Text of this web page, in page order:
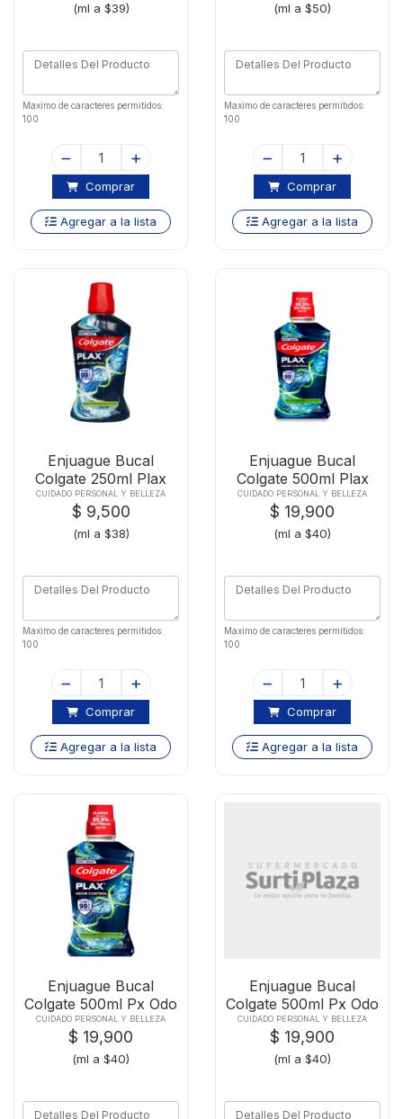
(ml a $39)
Maximo de caracteres permitidos:
100
Comprar
Agregar a la lista
(ml a $50)
Maximo de caracteres permitidos:
100
Comprar
Agregar a la lista
Enjuague Bucal
Colgate 250ml Plax
Odo Cont-67952
CUIDADO PERSONAL Y BELLEZA
$ 9,500
(ml a $38)
Maximo de caracteres permitidos:
100
Comprar
Agregar a la lista
Enjuague Bucal
Colgate 500ml Plax
Odo Cont-67953
CUIDADO PERSONAL Y BELLEZA
$ 19,900
(ml a $40)
Maximo de caracteres permitidos:
100
Comprar
Agregar a la lista
Enjuague Bucal
Colgate 500ml Px Odo
Tpr25-67953
CUIDADO PERSONAL Y BELLEZA
$ 19,900
(ml a $40)
Enjuague Bucal
Colgate 500ml Px Odo
Tpr25-67953
CUIDADO PERSONAL Y BELLEZA
$ 19,900
(ml a $40)